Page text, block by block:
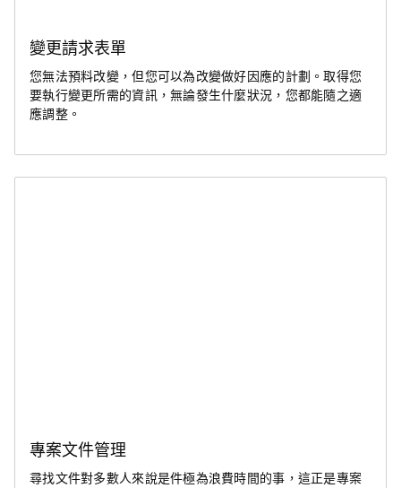
變更請求表單
您無法預料改變，但您可以為改變做好因應的計劃。取得您
要執行變更所需的資訊，無論發生什麼狀況，您都能隨之適
應調整。
專案文件管理
尋找文件對多數人來說是件極為浪費時間的事，這正是專案